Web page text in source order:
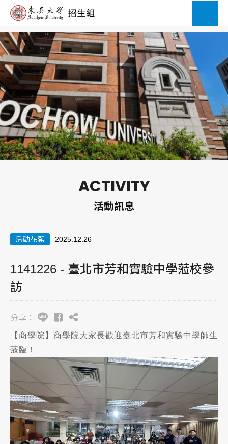
ACTIVITY
活動訊息
活動花絮 2025.12.26
1141226 - 臺北市芳和實驗中學蒞校參
訪
分享：
【商學院】商學院大家長歡迎臺北市芳和實驗中學師生
蒞臨！